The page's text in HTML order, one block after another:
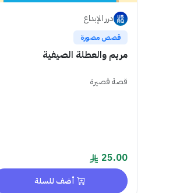
درر الإبداع
قصص مصورة
مريم والعطلة الصيفية
قصة قصيرة
25.00
أضف للسلة